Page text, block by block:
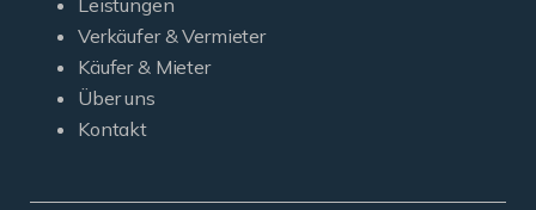
Leistungen
Verkäufer & Vermieter
Käufer & Mieter
Über uns
Kontakt